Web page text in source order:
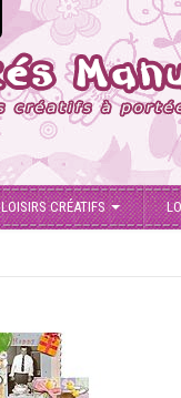
LOISIRS CRÉATIFS